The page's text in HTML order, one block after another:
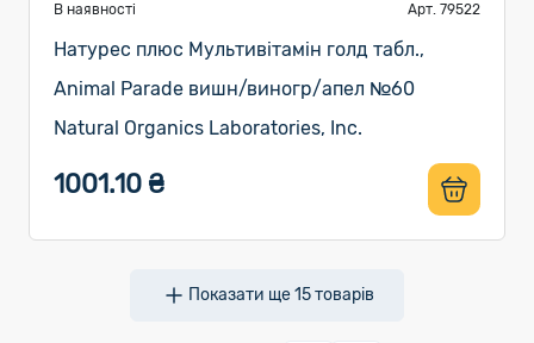
В наявності Арт. 79522
Натурес плюс Мультивітамін голд табл.,
Animal Parade вишн/виногр/апел №60
Natural Organics Laboratories, Inc.
1001.10 ₴
Показати ще15товарів